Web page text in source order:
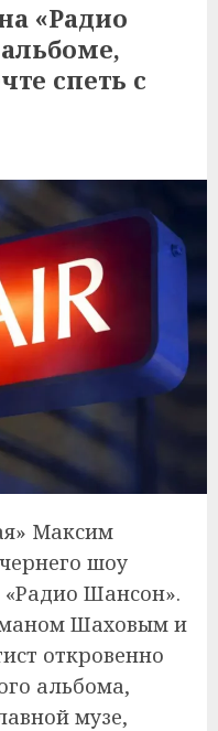
«Радио
спеть с
Максим
шоу
«Радио Шансон».
Шаховым и
откровенно
альбома,
музе,